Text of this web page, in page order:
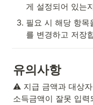
게 설정되어 있는
필요 시 해당 항목
를 변경하고 저장
유의사항
⚠️ 지급 금액과 대상
소득금액이 잘못 입